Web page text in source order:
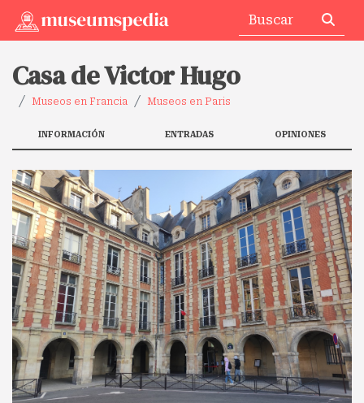
Casa de Victor Hugo
Museos en Francia Museos en Paris
INFORMACIÓN ENTRADAS OPINIONES